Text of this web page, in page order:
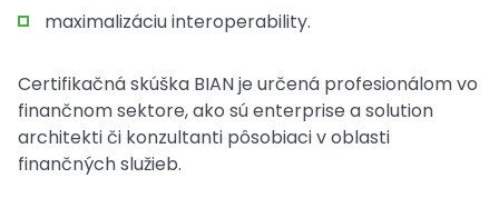
maximalizáciu interoperability.
Certifikačná skúška BIAN je určená profesionálom vo
finančnom sektore, ako sú enterprise a solution
architekti či konzultanti pôsobiaci v oblasti
finančných služieb.